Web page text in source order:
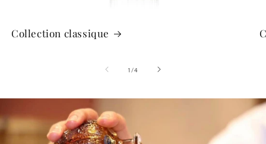
Collection classique
1/de
4